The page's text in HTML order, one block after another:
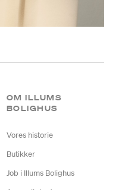
OM ILLUMS
BOLIGHUS
Vores historie
Butikker
Job i Illums Bolighus